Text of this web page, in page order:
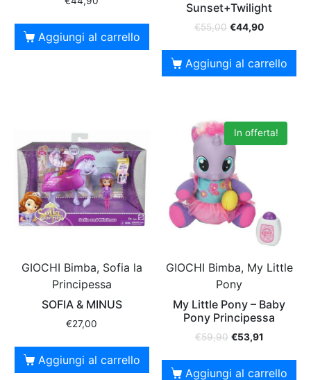
Aggiungi al carrello
Sunset+Twilight
€55,00 €44,90
Aggiungi al carrello
GIOCHI Bimba, Sofia la
Principessa
SOFIA & MINUS
€27,00
Aggiungi al carrello
In offerta!
GIOCHI Bimba, My Little
Pony
My Little Pony – Baby
Pony Principessa
€59,90 €53,91
Aggiungi al carrello